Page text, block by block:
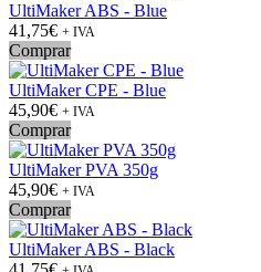
UltiMaker ABS - Blue
41,75€ + IVA
Comprar
UltiMaker CPE - Blue
45,90€ + IVA
Comprar
UltiMaker PVA 350g
45,90€ + IVA
Comprar
UltiMaker ABS - Black